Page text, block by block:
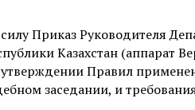
Приказ Руководителя
Казахстан (аппарат
Правил
заседании, и